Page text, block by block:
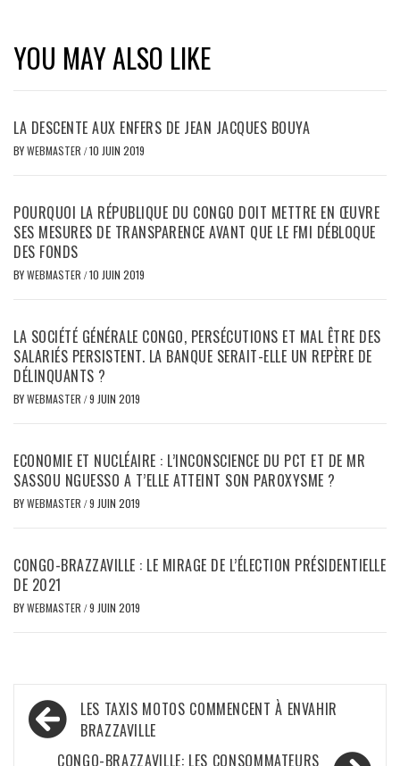
YOU MAY ALSO LIKE
LA DESCENTE AUX ENFERS DE JEAN JACQUES BOUYA
BYWEBMASTER /10 JUIN 2019
POURQUOI LA RÉPUBLIQUE DU CONGO DOIT METTRE EN ŒUVRE
SES MESURES DE TRANSPARENCE AVANT QUE LE FMI DÉBLOQUE
DES FONDS
BYWEBMASTER /10 JUIN 2019
LA SOCIÉTÉ GÉNÉRALE CONGO, PERSÉCUTIONS ET MAL ÊTRE DES
SALARIÉS PERSISTENT. LA BANQUE SERAIT-ELLE UN REPÈRE DE
DÉLINQUANTS ?
BYWEBMASTER /9 JUIN 2019
ECONOMIE ET NUCLÉAIRE : L’INCONSCIENCE DU PCT ET DE MR
SASSOU NGUESSO A T’ELLE ATTEINT SON PAROXYSME ?
BYWEBMASTER /9 JUIN 2019
CONGO-BRAZZAVILLE : LE MIRAGE DE L’ÉLECTION PRÉSIDENTIELLE
DE 2021
BYWEBMASTER /9 JUIN 2019
Navigation
de
LES TAXIS MOTOS COMMENCENT À ENVAHIR
BRAZZAVILLE
CONGO-BRAZZAVILLE: LES CONSOMMATEURS